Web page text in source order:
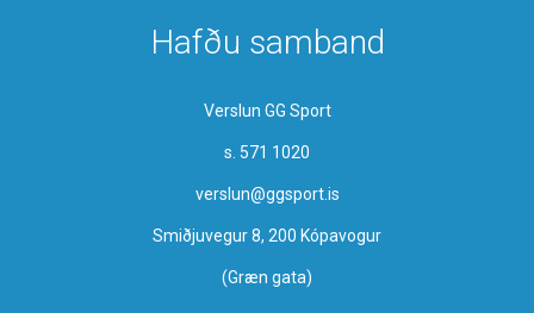
Hafðu samband
Verslun GG Sport
s. 571 1020
verslun@ggsport.is
Smiðjuvegur 8, 200 Kópavogur
(Græn gata)